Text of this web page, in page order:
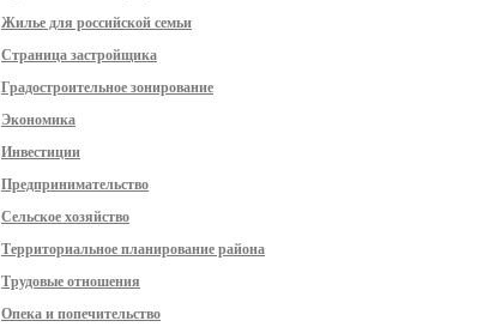
Жилье для российской семьи
Страница застройщика
Градостроительное зонирование
Экономика
Инвестиции
Предпринимательство
Сельское хозяйство
Территориальное планирование района
Трудовые отношения
Опека и попечительство